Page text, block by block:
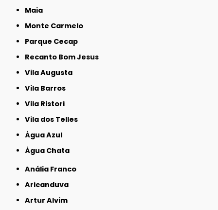
Maia
Monte Carmelo
Parque Cecap
Recanto Bom Jesus
Vila Augusta
Vila Barros
Vila Ristori
Vila dos Telles
Água Azul
Água Chata
Anália Franco
Aricanduva
Artur Alvim